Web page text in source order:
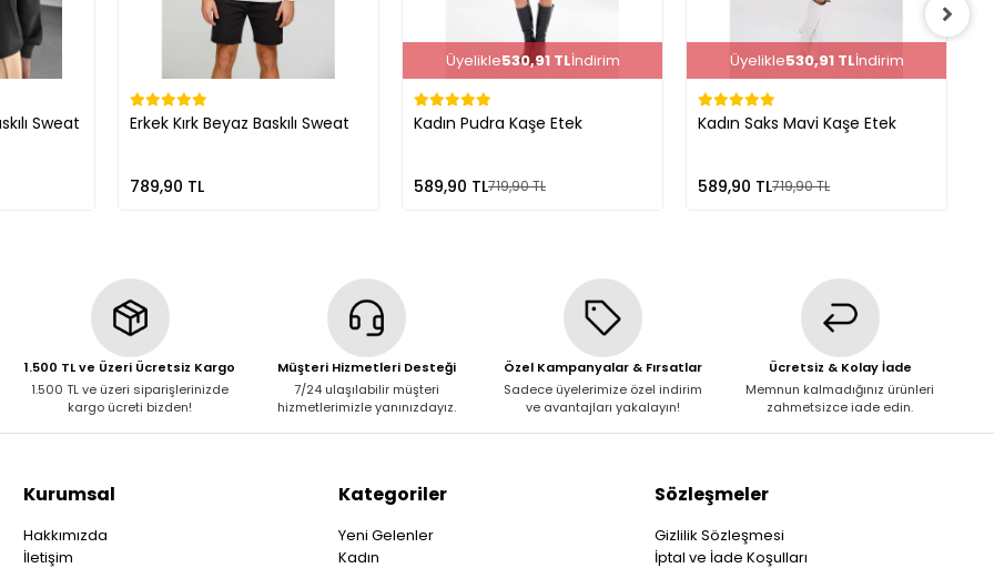
Sweat Erkek Kırk Beyaz Baskılı Sweat
789,90 TL
Üyelikle530,91 TLİndirim
Kadın Pudra Kaşe Etek
589,90 TL719,90 TL
Üyelikle530,91 TLİndirim
Kadın Saks Mavi Kaşe Etek
589,90 TL719,90 TL
1.500 TL ve Üzeri Ücretsiz Kargo
1.500 TL ve üzeri siparişlerinizde
kargo ücreti bizden!
Müşteri Hizmetleri Desteği
7/24 ulaşılabilir müşteri
hizmetlerimizle yanınızdayız.
Özel Kampanyalar & Fırsatlar
Sadece üyelerimize özel indirim
ve avantajları yakalayın!
Ücretsiz & Kolay İade
Memnun kalmadığınız ürünleri
zahmetsizce iade edin.
Kurumsal
Hakkımızda
İletişim
Kategoriler
Yeni Gelenler
Kadın
Sözleşmeler
Gizlilik Sözleşmesi
İptal ve İade Koşulları